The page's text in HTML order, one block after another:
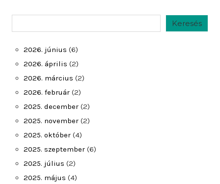
Keresés
2026. június (6)
2026. április (2)
2026. március (2)
2026. február (2)
2025. december (2)
2025. november (2)
2025. október (4)
2025. szeptember (6)
2025. július (2)
2025. május (4)